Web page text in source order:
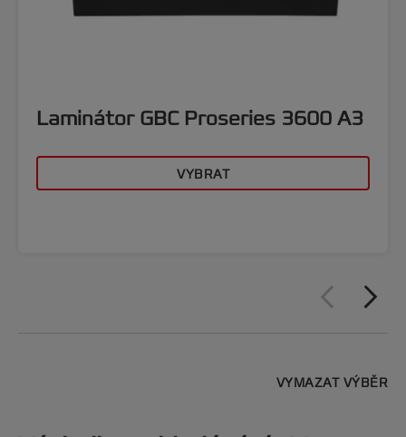
Laminátor GBC Proseries 3600 A3
VYBRAT
VYMAZAT VÝBĚR